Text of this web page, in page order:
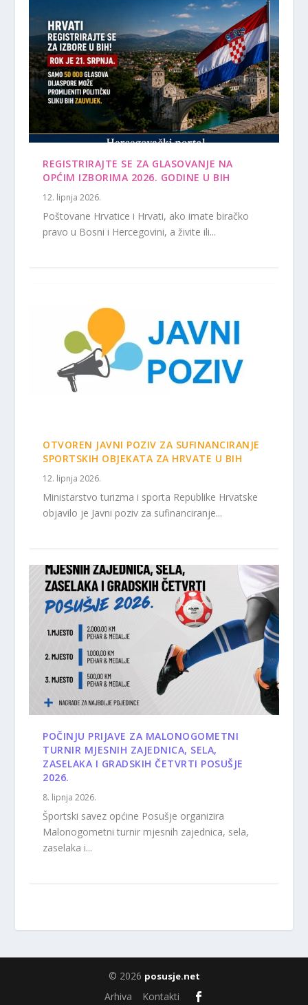
REGISTRIRAJTE SE ZA GLASOVANJE NA
OPĆIM IZBORIMA 2026. GODINE U BIH
12. lipnja 2026.
Poštovane Hrvatice i Hrvati, ako imate biračko
pravo u Bosni i Hercegovini, a živite ili...
OTVOREN JAVNI POZIV ZA SUFINANCIRANJE
SPORTSKIH OBJEKATA ZA HRVATE U BIH
12. lipnja 2026.
Ministarstvo turizma i sporta Republike Hrvatske
objavilo je Javni poziv za sufinanciranje...
POČINJU PRIJAVE ZA MALONOGOMETNI
TURNIR MJESNIH ZAJEDNICA, SELA,
ZASELAKA I GRADSKIH ČETVRTI POSUŠJE
2026.
8. lipnja 2026.
Športski savez općine Posušje organizira
Malonogometni turnir mjesnih zajednica, sela,
zaselaka i...
© 2026 posusje.net
Arhiva Kontakti